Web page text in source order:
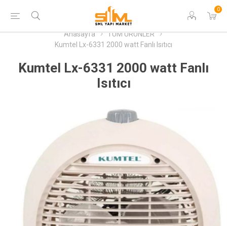
0
Anasayfa
TÜM ÜRÜNLER
Kumtel Lx-6331 2000 watt Fanlı Isıtıcı
Kumtel Lx-6331 2000 watt Fanlı
Isıtıcı